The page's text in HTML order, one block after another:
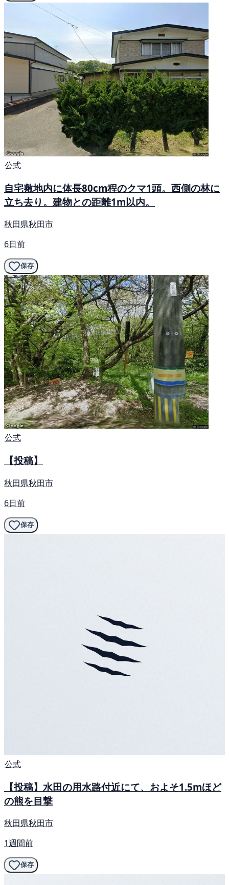
公式
自宅敷地内に体長80cm程のクマ1頭。西側の林に
立ち去り。建物との距離1m以内。
秋田県秋田市
6日前
保存
公式
【投稿】
秋田県秋田市
6日前
保存
公式
【投稿】水田の用水路付近にて、およそ1.5mほど
の熊を目撃
秋田県秋田市
1週間前
保存